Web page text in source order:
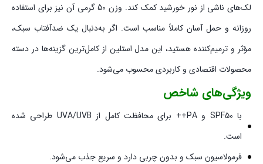
لک‌های ناشی از نور خورشید کمک کند. وزن 50 گرمی آن نیز برای استفاده
روزانه و حمل آسان کاملاً مناسب است. اگر به‌دنبال یک ضدآفتاب سبک،
مؤثر و ترمیم‌کننده هستید، این مدل استلین از کامل‌ترین گزینه‌ها در دسته
محصولات اقتصادی و کاربردی محسوب می‌شود.
ویژگی‌های شاخص
با SPF50 و PA++ برای محافظت کامل از UVA/UVB طراحی شده
است.
فرمولاسیون سبک و بدون چربی دارد و سریع جذب می‌شود.